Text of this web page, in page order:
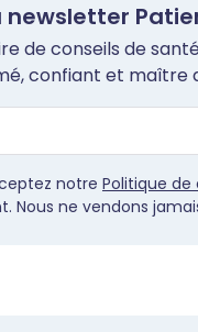
newsletter
de conseils de
confiant et maître
notre Politique
Nous ne vendons